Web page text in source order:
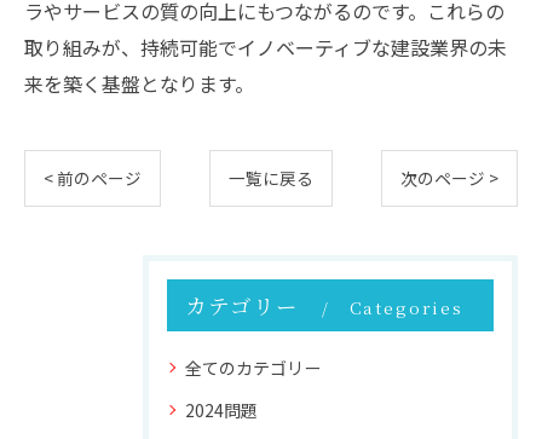
ラやサービスの質の向上にもつながるのです。これらの
取り組みが、持続可能でイノベーティブな建設業界の未
来を築く基盤となります。
< 前のページ 一覧に戻る 次のページ >
カテゴリー Categories
全てのカテゴリー
2024問題